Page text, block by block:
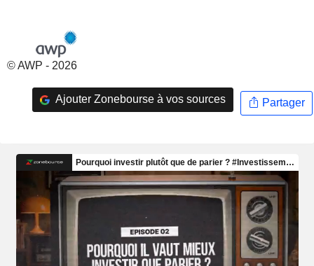
© AWP - 2026
Ajouter Zonebourse à vos sources Partager